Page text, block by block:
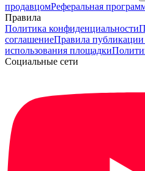
продавцомРеферальная
Правила
Политика конфиденциальности
соглашениеПравила публикации
использования площадки
Социальные сети